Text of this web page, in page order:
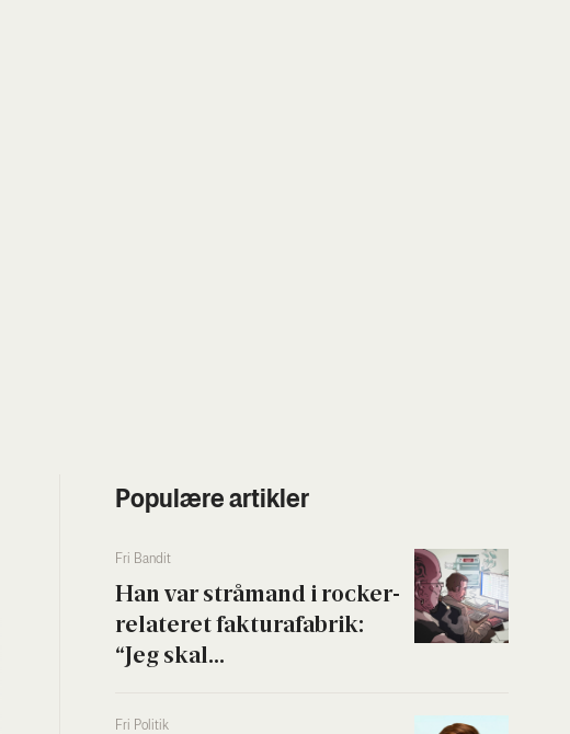
Populære artikler
Fri Ban­dit
Han var strå­mand i rock­er­
re­la­te­ret fak­tura­fa­brik:
“Jeg skal...
Fri Poli­tik